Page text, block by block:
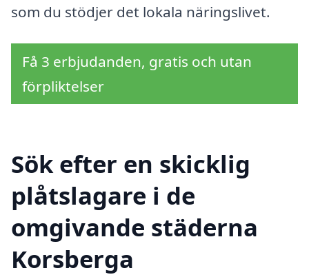
som du stödjer det lokala näringslivet.
Få 3 erbjudanden, gratis och utan
förpliktelser
Sök efter en skicklig
plåtslagare i de
omgivande städerna
Korsberga